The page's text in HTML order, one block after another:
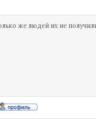
же людей их не